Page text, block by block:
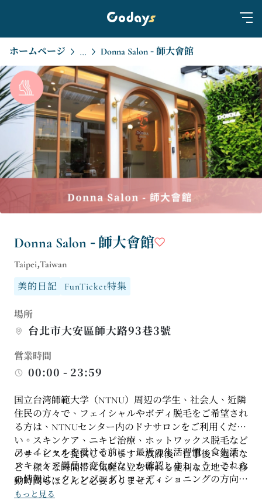
ホームページ ... Donna Salon - 師大會館
Donna Salon - 師大會館
Taipei,Taiwan
美的日記
FunTicket特集
場所
台北市大安區師大路93巷3號
営業時間
00:00 - 23:59
国立台湾師範大学（NTNU）周辺の学生、社会人、近隣
住民の方々で、フェイシャルやボディ脱毛をご希望され
る方は、NTNUセンター内のドナサロンをご利用くださ
い。スキンケア、ニキビ治療、ホットワックス脱毛など
のサービスを提供しています。放課後、仕事後、週末な
ど、様々な時間帯に気軽に立ち寄れる便利な立地で、移
動時間もほとんど必要ありません。
フェイシャルを受ける前に、最近の生活習慣、食生活、
スキンケア製品に変化がないか確認しましょう。これら
の情報は、クレンジングとコンディショニングの方向性
を決めるのに役立ちます。脱毛を希望する場合は、施術
もっと見る